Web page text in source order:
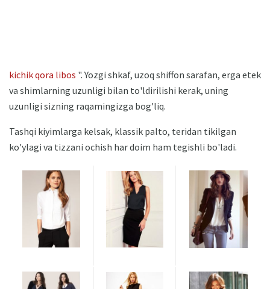
kichik qora libos ". Yozgi shkaf, uzoq shiffon sarafan, erga etek
va shimlarning uzunligi bilan to'ldirilishi kerak, uning
uzunligi sizning raqamingizga bog'liq.
Tashqi kiyimlarga kelsak, klassik palto, teridan tikilgan
ko'ylagi va tizzani ochish har doim ham tegishli bo'ladi.